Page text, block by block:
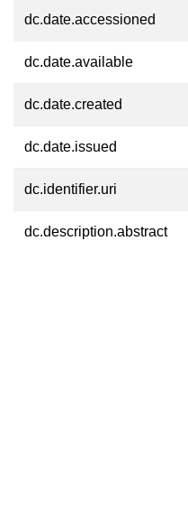
dc.date.accessioned
dc.date.available
dc.date.created
dc.date.issued
dc.identifier.uri
dc.description.abstract